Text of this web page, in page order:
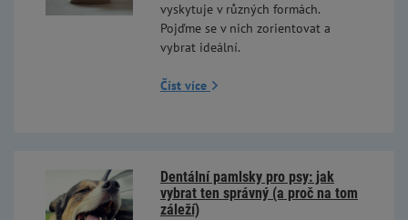
vyskytuje v různých formách.
Pojďme se v nich zorientovat a
vybrat ideální.
Číst více
Dentální pamlsky pro psy: jak
vybrat ten správný (a proč na tom
záleží)